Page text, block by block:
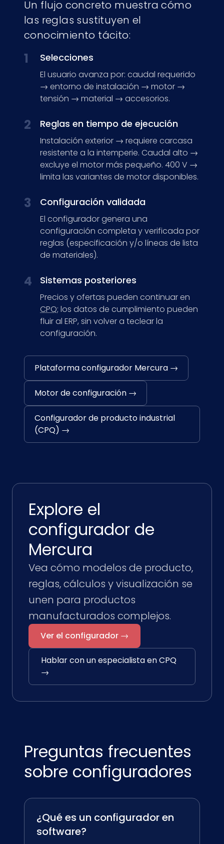
Un flujo concreto muestra cómo
las reglas sustituyen el
conocimiento tácito:
1 Selecciones
El usuario avanza por: caudal requerido
→ entorno de instalación → motor →
tensión → material → accesorios.
2 Reglas en tiempo de ejecución
Instalación exterior → requiere carcasa
resistente a la intemperie. Caudal alto →
excluye el motor más pequeño. 400 V →
limita las variantes de motor disponibles.
3 Configuración validada
El configurador genera una
configuración completa y verificada por
reglas (especificación y/o líneas de lista
de materiales).
4 Sistemas posteriores
Precios y ofertas pueden continuar en
CPQ; los datos de cumplimiento pueden
fluir al ERP, sin volver a teclear la
configuración.
Plataforma configurador Mercura →
Motor de configuración →
Configurador de producto industrial
(CPQ) →
Explore el
configurador de
Mercura
Vea cómo modelos de producto,
reglas, cálculos y visualización se
unen para productos
manufacturados complejos.
Ver el configurador →
Hablar con un especialista en CPQ
→
Preguntas frecuentes
sobre configuradores
¿Qué es un configurador en
software?